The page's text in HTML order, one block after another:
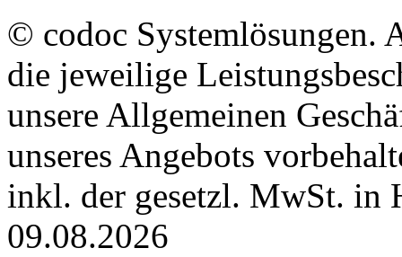
© codoc Systemlösungen.
die jeweilige
unsere Allgemeinen
unseres Angebots
inkl. der gesetzl. MwSt. in
09.08.2026